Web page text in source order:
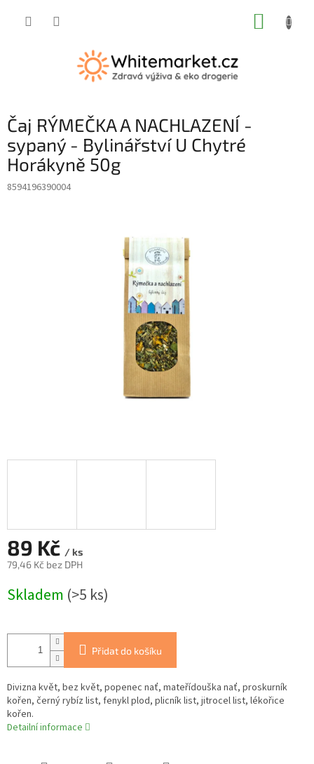
Čaj RÝMEČKA A NACHLAZENÍ -
sypaný - Bylinářství U Chytré
Horákyně 50g
8594196390004
89 Kč / ks
79,46 Kč bez DPH
cena:
Skladem (>5 ks)
Přidat do košíku
Divizna květ, bez květ, popenec nať, mateřídouška nať, proskurník
kořen, černý rybíz list, fenykl plod, plicník list, jitrocel list, lékořice
kořen.
Detailní informace